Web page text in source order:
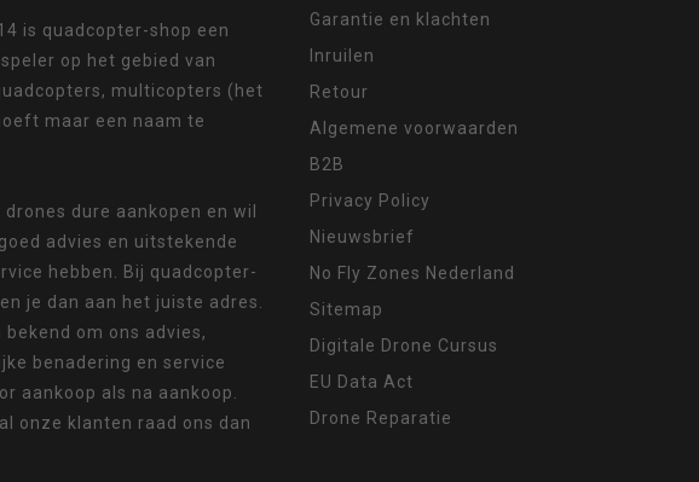
is quadcopter-shop een
op het gebied van
multicopters (het
maar een naam te
dure aankopen en wil
advies en uitstekende
hebben. Bij quadcopter-
je dan aan het juiste adres.
bekend om ons advies,
benadering en service
aankoop als na aankoop.
onze klanten raad ons dan
Garantie en klachten
Inruilen
Retour
Algemene voorwaarden
B2B
Privacy Policy
Nieuwsbrief
No Fly Zones Nederland
Sitemap
Digitale Drone Cursus
EU Data Act
Drone Reparatie